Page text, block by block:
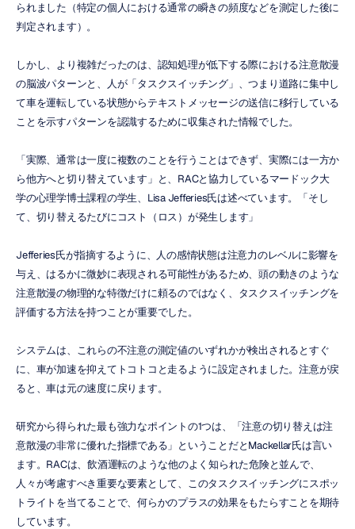
られました（特定の個人における通常の瞬きの頻度などを測定した後に
判定されます）。
しかし、より複雑だったのは、認知処理が低下する際における注意散漫
の脳波パターンと、人が「タスクスイッチング」、つまり道路に集中し
て車を運転している状態からテキストメッセージの送信に移行している
ことを示すパターンを認識するために収集された情報でした。
「実際、通常は一度に複数のことを行うことはできず、実際には一方か
ら他方へと切り替えています」と、RACと協力しているマードック大
学の心理学博士課程の学生、Lisa Jefferies氏は述べています。「そし
て、切り替えるたびにコスト（ロス）が発生します」
Jefferies氏が指摘するように、人の感情状態は注意力のレベルに影響を
与え、はるかに微妙に表現される可能性があるため、頭の動きのような
注意散漫の物理的な特徴だけに頼るのではなく、タスクスイッチングを
評価する方法を持つことが重要でした。
システムは、これらの不注意の測定値のいずれかが検出されるとすぐ
に、車が加速を抑えてトコトコと走るように設定されました。注意が戻
ると、車は元の速度に戻ります。
研究から得られた最も強力なポイントの1つは、「注意の切り替えは注
意散漫の非常に優れた指標である」ということだとMackellar氏は言い
ます。RACは、飲酒運転のような他のよく知られた危険と並んで、
人々が考慮すべき重要な要素として、このタスクスイッチングにスポッ
トライトを当てることで、何らかのプラスの効果をもたらすことを期待
しています。